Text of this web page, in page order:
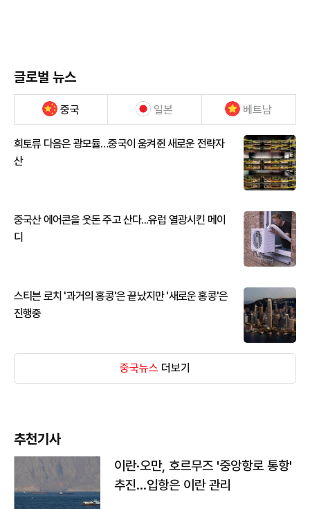
글로벌 뉴스
중국 일본 베트남
희토류 다음은 광모듈…중국이 움켜쥔 새로운 전략자
산
중국산 에어콘을 웃돈 주고 산다...유럽 열광시킨 메이
디
스티븐 로치 '과거의 홍콩'은 끝났지만 '새로운 홍콩'은
진행중
중국뉴스 더보기
추천기사
이란·오만, 호르무즈 '중앙항로 통항'
추진…입항은 이란 관리